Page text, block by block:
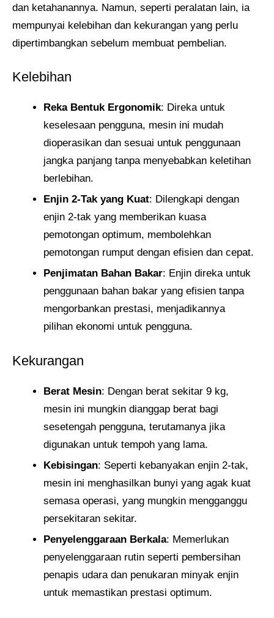
dan ketahanannya. Namun, seperti peralatan lain, ia
mempunyai kelebihan dan kekurangan yang perlu
dipertimbangkan sebelum membuat pembelian.
Kelebihan
Reka Bentuk Ergonomik: Direka untuk
keselesaan pengguna, mesin ini mudah
dioperasikan dan sesuai untuk penggunaan
jangka panjang tanpa menyebabkan keletihan
berlebihan.
Enjin 2-Tak yang Kuat: Dilengkapi dengan
enjin 2-tak yang memberikan kuasa
pemotongan optimum, membolehkan
pemotongan rumput dengan efisien dan cepat.
Penjimatan Bahan Bakar: Enjin direka untuk
penggunaan bahan bakar yang efisien tanpa
mengorbankan prestasi, menjadikannya
pilihan ekonomi untuk pengguna.
Kekurangan
Berat Mesin: Dengan berat sekitar 9 kg,
mesin ini mungkin dianggap berat bagi
sesetengah pengguna, terutamanya jika
digunakan untuk tempoh yang lama.
Kebisingan: Seperti kebanyakan enjin 2-tak,
mesin ini menghasilkan bunyi yang agak kuat
semasa operasi, yang mungkin mengganggu
persekitaran sekitar.
Penyelenggaraan Berkala: Memerlukan
penyelenggaraan rutin seperti pembersihan
penapis udara dan penukaran minyak enjin
untuk memastikan prestasi optimum.